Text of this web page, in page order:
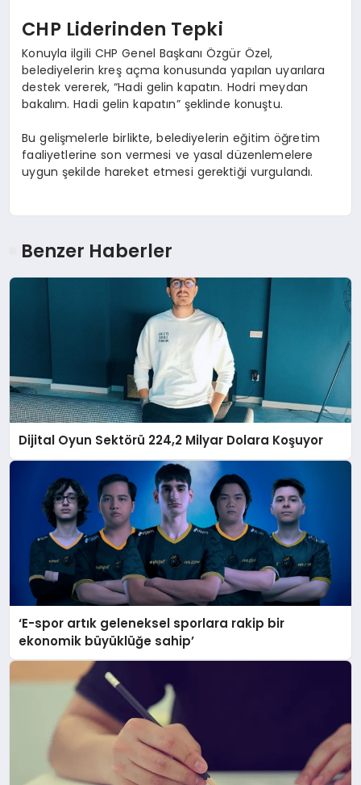
CHP Liderinden Tepki
Konuyla ilgili CHP Genel Başkanı Özgür Özel,
belediyelerin kreş açma konusunda yapılan uyarılara
destek vererek, “Hadi gelin kapatın. Hodri meydan
bakalım. Hadi gelin kapatın” şeklinde konuştu.
Bu gelişmelerle birlikte, belediyelerin eğitim öğretim
faaliyetlerine son vermesi ve yasal düzenlemelere
uygun şekilde hareket etmesi gerektiği vurgulandı.
Benzer Haberler
Dijital Oyun Sektörü 224,2 Milyar Dolara Koşuyor
‘E-spor artık geleneksel sporlara rakip bir
ekonomik büyüklüğe sahip’